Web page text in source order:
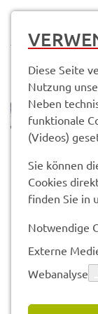
BAND
Diese Seite
Nutzung
Neben
funktionale
(Videos)
Sie können
Cookies
finden Sie in
Notwendige
Externe
Webanalyse